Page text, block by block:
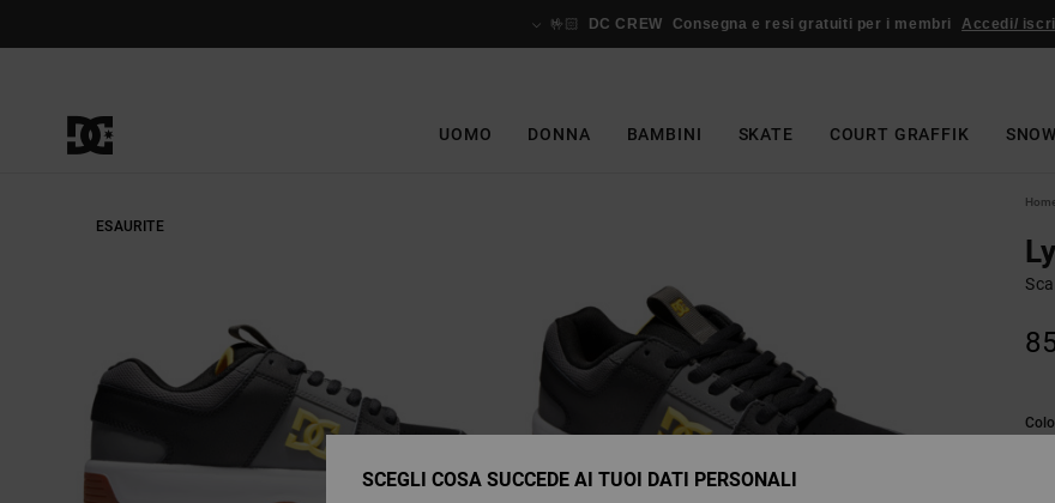
🤟🏻 DC CREW Consegna e resi gratuiti per i membri Accedi/
UOMO DONNA BAMBINI SKATE COURT GRAFFIK SNOW
ESAURITE
SCEGLI COSA SUCCEDE AI TUOI DATI PERSONALI